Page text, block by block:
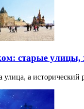
старые улицы,
а